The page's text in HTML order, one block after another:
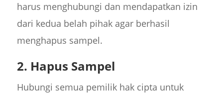
harus menghubungi dan mendapatkan izin
dari kedua belah pihak agar berhasil
menghapus sampel.
2. Hapus Sampel
Hubungi semua pemilik hak cipta untuk